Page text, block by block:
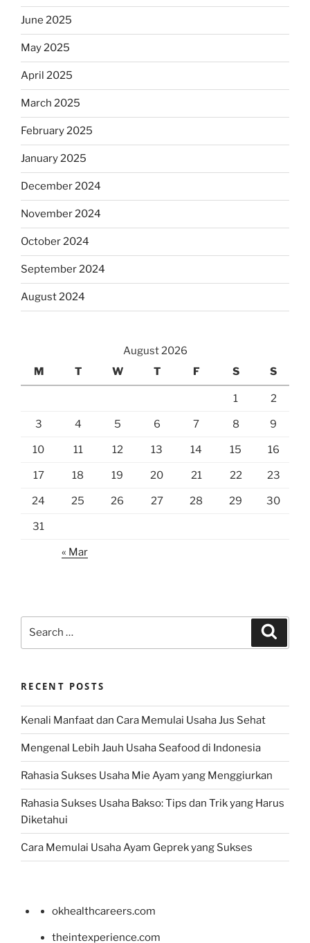
June 2025
May 2025
April 2025
March 2025
February 2025
January 2025
December 2024
November 2024
October 2024
September 2024
August 2024
August 2026
M
T W T F S S
1 2
3 4 5 6 7 8 9
10 11 12 13 14 15 16
17 18 19 20 21 22 23
24 25 26 27 28 29 30
31
« Mar
RECENT POSTS
Kenali Manfaat dan Cara Memulai Usaha Jus Sehat
Mengenal Lebih Jauh Usaha Seafood di Indonesia
Rahasia Sukses Usaha Mie Ayam yang Menggiurkan
Rahasia Sukses Usaha Bakso: Tips dan Trik yang Harus
Diketahui
Cara Memulai Usaha Ayam Geprek yang Sukses
okhealthcareers.com
theintexperience.com